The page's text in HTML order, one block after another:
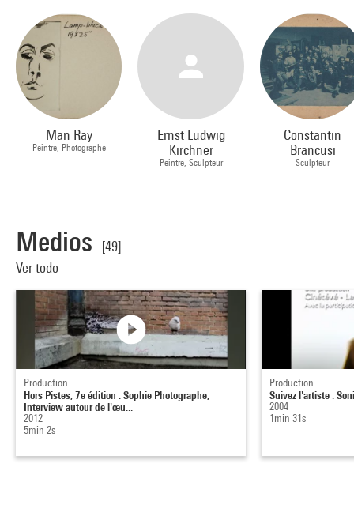
Man Ray
Peintre, Photographe
Ernst Ludwig
Kirchner
Peintre, Sculpteur
Constantin
Brancusi
Sculpteur
Medios
[49]
Ver todo
Production
Hors Pistes, 7e édition : Sophie Photographe,
Interview autour de l'œu...
2012
5min 2s
Production
Suivez l'artiste :
2004
1min 31s